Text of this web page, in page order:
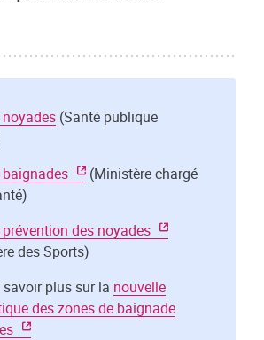
(Santé publique
(Ministère chargé
des noyades
des Sports)
savoir plus sur la nouvelle
des zones de baignade